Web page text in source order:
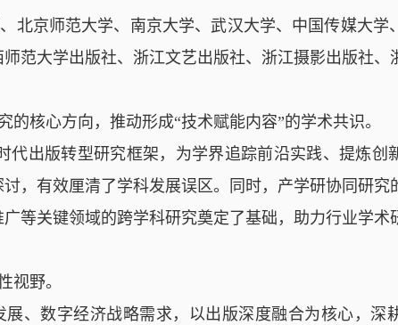
北京师范大学、南京大学、武汉大学、中国传媒大学
范大学出版社、浙江文艺出版社、浙江摄影出版社、
核心方向，推动形成“技术赋能内容”的学术共识。
代出版转型研究框架，为学界追踪前沿实践、提炼创
，有效厘清了学科发展误区。同时，产学研协同研究
等关键领域的跨学科研究奠定了基础，助力行业学术
视野。
、数字经济战略需求，以出版深度融合为核心，深